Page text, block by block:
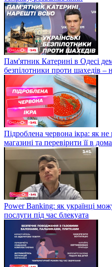
Пам'ятник Катерині в Одесі
безпілотники проти шахедів –
Підроблена червона ікра: як
магазині та перевірити її в
Power Banking: як українці
послуги під час блекуата